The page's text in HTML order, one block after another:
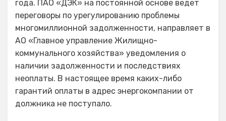
года. ПАО «ДЭК» на постоянной основе ведет
переговоры по урегулированию проблемы
многомиллионной задолженности, направляет в
АО «Главное управление Жилищно-
коммунального хозяйства» уведомления о
наличии задолженности и последствиях
неоплаты. В настоящее время каких-либо
гарантий оплаты в адрес энергокомпании от
должника не поступало.